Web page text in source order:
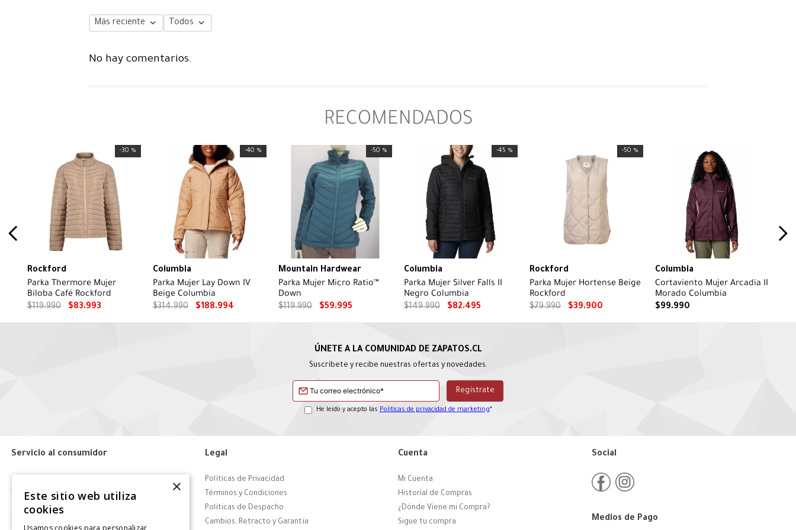
Más reciente Todos
No hay comentarios.
RECOMENDADOS
-30 %
Rockford
Parka Thermore Mujer
Biloba Café Rockford
$119.990 $83.993
-40 %
Columbia
Parka Mujer Lay Down IV
Beige Columbia
$314.990 $188.994
-50 %
Mountain Hardwear
Parka Mujer Micro Ratio™
Down
$119.990 $59.995
-45 %
Columbia
Parka Mujer Silver Falls II
Negro Columbia
$149.990 $82.495
-50 %
Rockford
Parka Mujer Hortense Beige
Rockford
$79.990 $39.900
Columbia
Cortaviento Mujer Arcadia II
Morado Columbia
$99.990
Suscríbete y recibe nuestras ofertas y novedades.
He leído y acepto las Políticas de privacidad de marketing*
Servicio al consumidor
Tiendas
Contáctanos
Legal
Políticas de Privacidad
Términos y Condiciones
Políticas de Despacho
Cambios, Retracto y Garantía
Cuenta
Mi Cuenta
Historial de Compras
¿Dónde Viene mi Compra?
Sigue tu compra
Social
Medios de Pago
×
Este sitio web utiliza
cookies
Usamos cookies para personalizar